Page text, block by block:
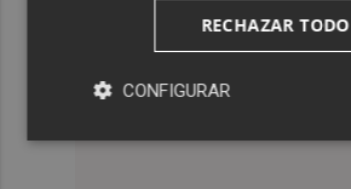
RECHAZAR TODO
CONFIGURAR